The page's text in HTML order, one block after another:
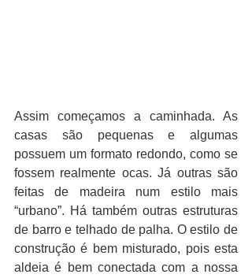
Assim começamos a caminhada. As
casas são pequenas e algumas
possuem um formato redondo, como se
fossem realmente ocas. Já outras são
feitas de madeira num estilo mais
“urbano”. Há também outras estruturas
de barro e telhado de palha. O estilo de
construção é bem misturado, pois esta
aldeia é bem conectada com a nossa